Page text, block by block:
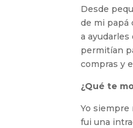
Desde
de mi papá
a
permitían
compras y
¿Qué te
Yo siempre
fui una